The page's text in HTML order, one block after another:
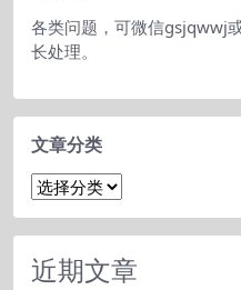
各类问题，可微信gsjqwwj
长处理。
文章分类
文
分
类
近期文章